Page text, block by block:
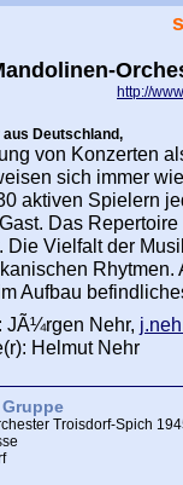
http://
Deutschland,
von Konzerten
sich immer
aktiven Spielern
Das
Die Vielfalt der
Rhytmen.
Aufbau
JÃ¼rgen Nehr,
Helmut Nehr
Troisdorf-Spich